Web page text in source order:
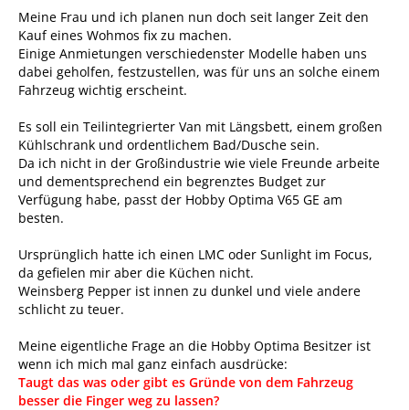
Meine Frau und ich planen nun doch seit langer Zeit den
Kauf eines Wohmos fix zu machen.
Einige Anmietungen verschiedenster Modelle haben uns
dabei geholfen, festzustellen, was für uns an solche einem
Fahrzeug wichtig erscheint.
Es soll ein Teilintegrierter Van mit Längsbett, einem großen
Kühlschrank und ordentlichem Bad/Dusche sein.
Da ich nicht in der Großindustrie wie viele Freunde arbeite
und dementsprechend ein begrenztes Budget zur
Verfügung habe, passt der Hobby Optima V65 GE am
besten.
Ursprünglich hatte ich einen LMC oder Sunlight im Focus,
da gefielen mir aber die Küchen nicht.
Weinsberg Pepper ist innen zu dunkel und viele andere
schlicht zu teuer.
Meine eigentliche Frage an die Hobby Optima Besitzer ist
wenn ich mich mal ganz einfach ausdrücke:
Taugt das was oder gibt es Gründe von dem Fahrzeug
besser die Finger weg zu lassen?